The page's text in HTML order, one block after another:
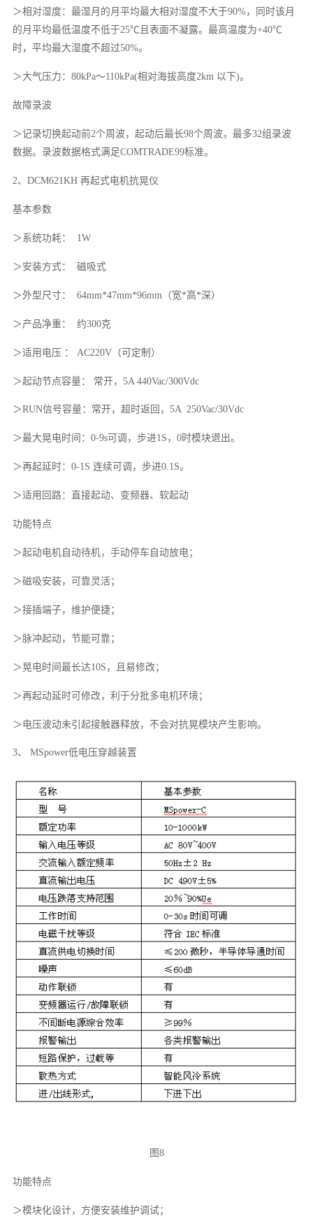
＞相对湿度：最湿月的月平均最大相对湿度不大于90%，同时该月
的月平均最低温度不低于25℃且表面不凝露。最高温度为+40℃
时，平均最大湿度不超过50%。
＞大气压力：80kPa～110kPa(相对海拔高度2km 以下)。
故障录波
＞记录切换起动前2个周波，起动后最长98个周波，最多32组录波
数据。录波数据格式满足COMTRADE99标准。
2、DCM621KH 再起式电机抗晃仪
基本参数
＞系统功耗： 1W
＞安装方式： 磁吸式
＞外型尺寸： 64mm*47mm*96mm（宽*高*深）
＞产品净重： 约300克
＞适用电压 ： AC220V（可定制）
＞起动节点容量： 常开，5A 440Vac/300Vdc
＞RUN信号容量：常开，超时返回，5A 250Vac/30Vdc
＞最大晃电时间：0-9s可调，步进1S，0时模块退出。
＞再起延时：0-1S 连续可调，步进0.1S。
＞适用回路：直接起动、变频器、软起动
功能特点
＞起动电机自动待机，手动停车自动放电；
＞磁吸安装，可靠灵活；
＞接插端子，维护便捷；
＞脉冲起动，节能可靠；
＞晃电时间最长达10S，且易修改；
＞再起动延时可修改，利于分批多电机环境；
＞电压波动未引起接触器释放，不会对抗晃模块产生影响。
3、 MSpower低电压穿越装置
图8
功能特点
＞模块化设计，方便安装维护调试；